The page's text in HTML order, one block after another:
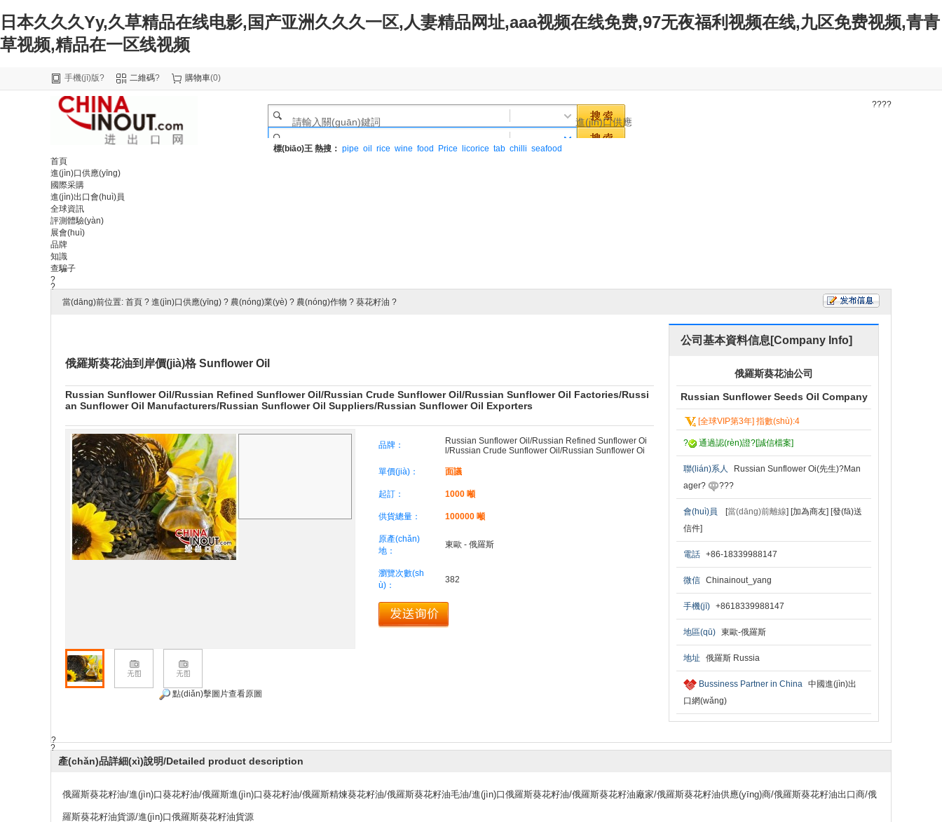
日本久久久Yy,久草精品在线电影,国产亚洲久久久一区,人妻精品网址,aaa视频在线免费,97无夜福利视频在线,九区免费视频,青青
草视频,精品在一区线视频
手機(jī)版? 二維碼? 購物車(0)
標(biāo)王 熱搜： pipe oil rice wine food Price licorice tab chilli seafood
????
首頁
進(jìn)口供應(yīng)
國際采購
進(jìn)出口會(huì)員
全球資訊
評測體驗(yàn)
展會(huì)
品牌
知識
查騙子
?
?
當(dāng)前位置: 首頁 ? 進(jìn)口供應(yīng) ? 農(nóng)業(yè) ? 農(nóng)作物 ? 葵花籽油 ?
俄羅斯葵花油到岸價(jià)格 Sunflower Oil
Russian Sunflower Oil/Russian Refined Sunflower Oil/Russian Crude Sunflower Oil/Russian Sunflower Oil Factories/Russi
an Sunflower Oil Manufacturers/Russian Sunflower Oil Suppliers/Russian Sunflower Oil Exporters
點(diǎn)擊圖片查看原圖
品牌：
Russian Sunflower Oil/Russian Refined Sunflower Oi
l/Russian Crude Sunflower Oil/Russian Sunflower Oi
單價(jià)： 面議
起訂： 1000 噸
供貨總量： 100000 噸
原產(chǎn)
地：
東歐 - 俄羅斯
瀏覽次數(sh
ù)：
382
公司基本資料信息[Company Info]
俄羅斯葵花油公司
Russian Sunflower Seeds Oil Company
[全球VIP第3年] 指數(shù):4
? 通過認(rèn)證?[誠信檔案]
聯(lián)系人
Russian Sunflower Oi(先生)?Man
ager?
???
會(huì)員 [當(dāng)前離線] [加為商友] [發(fā)送
信件]
電話 +86-18339988147
微信 Chinainout_yang
手機(jī) +8618339988147
地區(qū) 東歐-俄羅斯
地址 俄羅斯 Russia
Bussiness Partner in China 中國進(jìn)出
口網(wǎng)
?
?
產(chǎn)品詳細(xì)說明/Detailed product description
俄羅斯葵花籽油/進(jìn)口葵花籽油/俄羅斯進(jìn)口葵花籽油/俄羅斯精煉葵花籽油/俄羅斯葵花籽油毛油/進(jìn)口俄羅斯葵花籽油/俄羅斯葵花籽油廠家/俄羅斯葵花籽油供應(yīng)商/俄羅斯葵花籽油出口商/俄
羅斯葵花籽油貨源/進(jìn)口俄羅斯葵花籽油貨源